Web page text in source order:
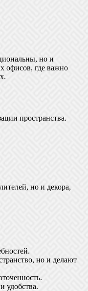
но и
офисов, где важно
пространства.
но и декора,
но и делают
удобства.